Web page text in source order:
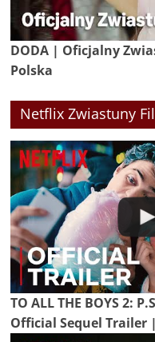
DODA | Oficjalny
Polska
Netflix Zwiastuny
TO ALL THE BOYS 2:
Official Sequel